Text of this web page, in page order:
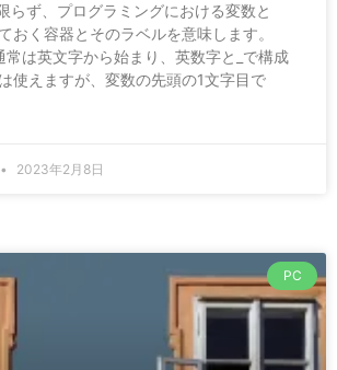
らず、プログラミングにおける変数と
おく容器とそのラベルを意味します。
は英文字から始まり、英数字と_で構成
使えますが、変数の先頭の1文字目で
2023年2月8日
PC